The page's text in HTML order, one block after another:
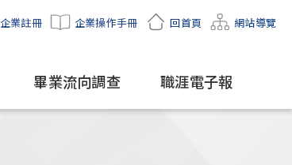
企業註冊 企業操作手冊 回首頁 網站導覽
畢業流向調查 職涯電子報